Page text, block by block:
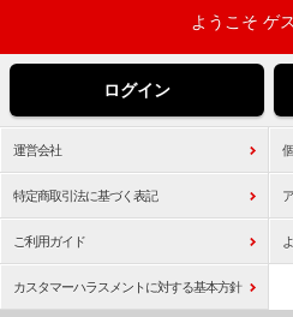
ようこそ ゲ
ログイン
運営会社
特定商取引法に基づく表記
ご利用ガイド
カスタマーハラスメントに対する基本方針